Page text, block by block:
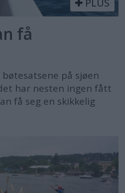
få
på sjøen
har nesten ingen fått
få seg en skikkelig